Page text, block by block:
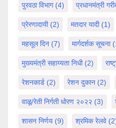
पुरवठा विभाग(4) प्रधानमंत्री
प्रेरणादायी(2) मतदार यादी(1)
महसूल दिन (7) मार्गदर्शक सूचना
मुख्यमंत्री सहाय्यता निधी(2)
रेशनकार्ड (2) रेशन दुकान (2)
वाळू/रेती निर्गती धोरण २०२२ (3)
शासन निर्णय (9) श्रमिक रेलवे